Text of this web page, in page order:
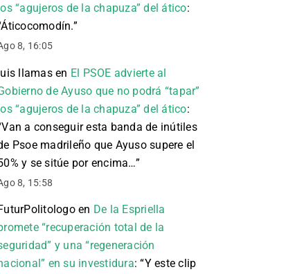
“agujeros de la chapuza” del ático:
Áticocomodín.”
8, 16:05
llamasen El PSOE advierte al
de Ayuso que no podrá “tapar”
“agujeros de la chapuza” del ático:
Van a conseguir esta banda de inútiles
Psoe madrileño que Ayuso supere el
y se sitúe por encima…”
8, 15:58
en De la Espriella
“recuperación total de la
y una “regeneración
en su investidura: “Y este clip